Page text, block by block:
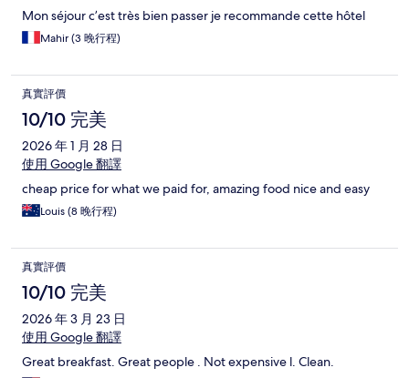
Mon séjour c’est très bien passer je recommande cette hôtel
Mahir (3 晚行程)
真實評價
10/10 完美
2026 年 1 月 28 日
使用 Google 翻譯
cheap price for what we paid for, amazing food nice and easy
Louis (8 晚行程)
真實評價
10/10 完美
2026 年 3 月 23 日
使用 Google 翻譯
Great breakfast. Great people . Not expensive l. Clean.